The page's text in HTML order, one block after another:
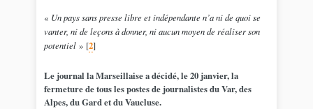
« Un pays sans presse libre et indépendante n’a ni de quoi se
vanter, ni de leçons à donner, ni aucun moyen de réaliser son
potentiel»[2]
Le journal la Marseillaise a décidé, le 20 janvier, la
fermeture de tous les postes de journalistes du Var, des
Alpes, du Gard et du Vaucluse.